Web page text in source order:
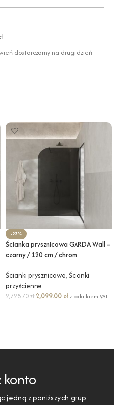
dostarczamy na drugi dzień
-23%
Ścianka prysznicowa GARDA Wall –
czarny / 120 cm / chrom
Ścianki prysznicowe, Ścianki
przyścienne
2,728.70zł 2,099.00 złz podatkiem VAT
konto
jedną z poniższych grup.